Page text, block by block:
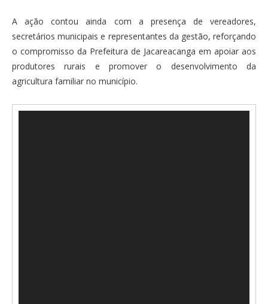
A ação contou ainda com a presença de vereadores,
secretários municipais e representantes da gestão, reforçando
o compromisso da Prefeitura de Jacareacanga em apoiar aos
produtores rurais e promover o desenvolvimento da
agricultura familiar no município.